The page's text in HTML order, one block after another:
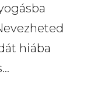
hiába